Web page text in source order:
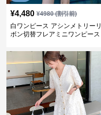
¥4,480 ¥4980(割引前)
白ワンピース アシンメトリーリ
ボン切替フレアミニワンピース